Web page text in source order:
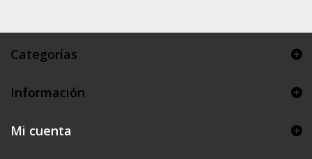
Categorías
Información
Mi cuenta